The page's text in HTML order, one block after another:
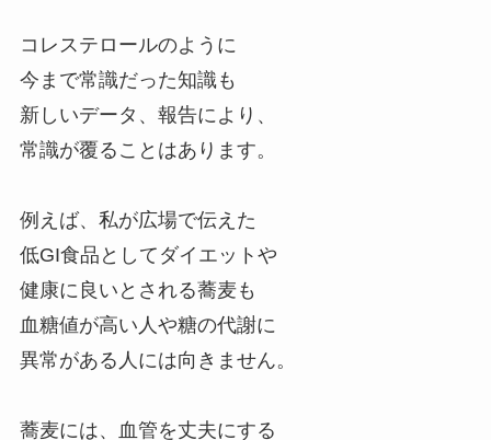
コレステロールのように
今まで常識だった知識も
新しいデータ、報告により、
常識が覆ることはあります。
例えば、私が広場で伝えた
低GI食品としてダイエットや
健康に良いとされる蕎麦も
血糖値が高い人や糖の代謝に
異常がある人には向きません。
蕎麦には、血管を丈夫にする